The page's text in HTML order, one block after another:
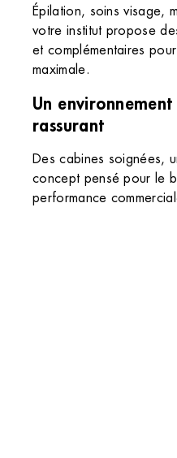
Épilation, soins visage,
votre institut propose
et complémentaires
maximale.
Un
rassurant
Des cabines soignées,
concept pensé pour le
performance